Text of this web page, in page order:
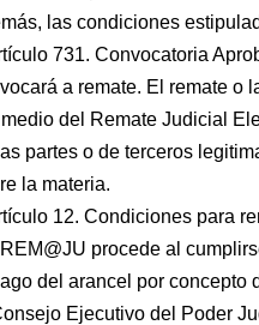
las condiciones
731. Convocatoria
a remate. El remate o
del Remate Judicial
partes o de terceros
la materia.
12. Condiciones para
procede al
del arancel por concepto
Ejecutivo del Poder